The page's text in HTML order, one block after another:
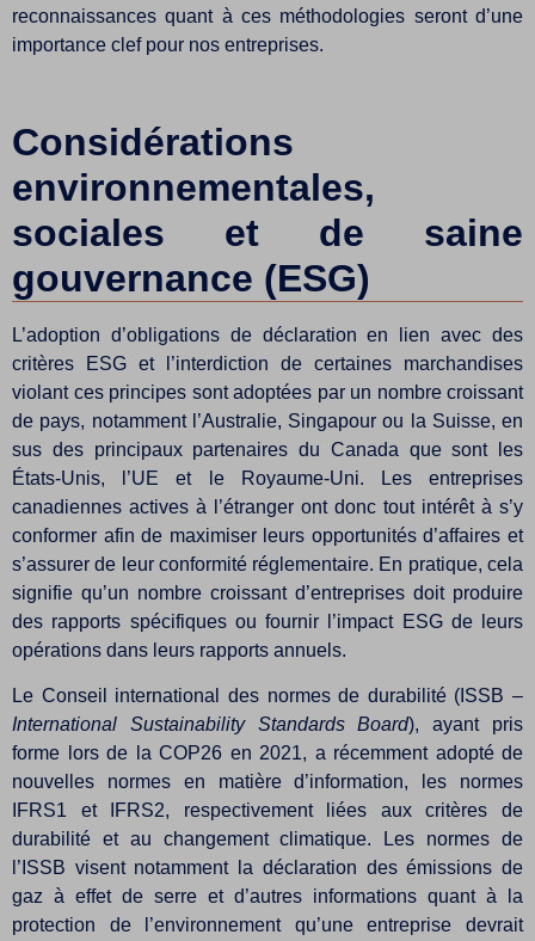
reconnaissances quant à ces méthodologies seront d’une
importance clef pour nos entreprises.
Considérations
environnementales,
sociales et de saine
gouvernance (ESG)
L’adoption d’obligations de déclaration en lien avec des
critères ESG et l’interdiction de certaines marchandises
violant ces principes sont adoptées par un nombre croissant
de pays, notamment l’Australie, Singapour ou la Suisse, en
sus des principaux partenaires du Canada que sont les
États-Unis, l’UE et le Royaume-Uni. Les entreprises
canadiennes actives à l’étranger ont donc tout intérêt à s’y
conformer afin de maximiser leurs opportunités d’affaires et
s’assurer de leur conformité réglementaire. En pratique, cela
signifie qu’un nombre croissant d’entreprises doit produire
des rapports spécifiques ou fournir l’impact ESG de leurs
opérations dans leurs rapports annuels.
Le Conseil international des normes de durabilité (ISSB –
International Sustainability Standards Board), ayant pris
forme lors de la COP26 en 2021, a récemment adopté de
nouvelles normes en matière d’information, les normes
IFRS1 et IFRS2, respectivement liées aux critères de
durabilité et au changement climatique. Les normes de
l’ISSB visent notamment la déclaration des émissions de
gaz à effet de serre et d’autres informations quant à la
protection de l’environnement qu’une entreprise devrait